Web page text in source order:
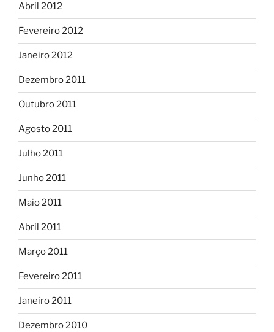
Abril 2012
Fevereiro 2012
Janeiro 2012
Dezembro 2011
Outubro 2011
Agosto 2011
Julho 2011
Junho 2011
Maio 2011
Abril 2011
Março 2011
Fevereiro 2011
Janeiro 2011
Dezembro 2010